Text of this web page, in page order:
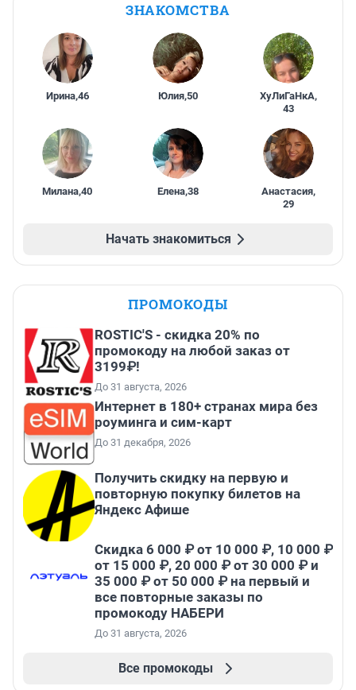
ЗНАКОМСТВА
Ирина,46 Юлия,50 ХуЛиГаНкА,
43
Милана,40 Елена,38 Анастасия,
29
Начать знакомиться
ПРОМОКОДЫ
ROSTIC'S - скидка 20% по
промокоду на любой заказ от
3199₽!
До 31 августа, 2026
Интернет в 180+ странах мира без
роуминга и сим-карт
До 31 декабря, 2026
Получить скидку на первую и
повторную покупку билетов на
Яндекс Афише
Скидка 6 000 ₽ от 10 000 ₽, 10 000 ₽
от 15 000 ₽, 20 000 ₽ от 30 000 ₽ и
35 000 ₽ от 50 000 ₽ на первый и
все повторные заказы по
промокоду НАБЕРИ
До 31 августа, 2026
Все промокоды